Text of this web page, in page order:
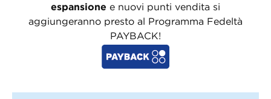
espansione e nuovi punti vendita si
aggiungeranno presto al Programma Fedeltà
PAYBACK!